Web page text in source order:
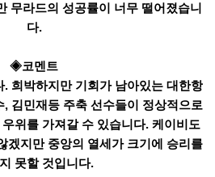
무라드의 성공률이 너무 떨어졌습니
다.
◈코멘트
희박하지만 기회가 남아있는 대한항
김민재등 주축 선수들이 정상적으로
위를 가져갈 수 있습니다. 케이비도
겠지만 중앙의 열세가 크기에 승리를
못할 것입니다.